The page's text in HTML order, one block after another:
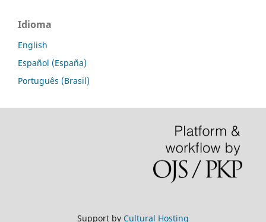
Idioma
English
Español (España)
Português (Brasil)
Support by Cultural Hosting